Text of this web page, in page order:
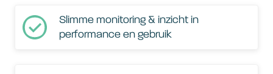
Slimme monitoring & inzicht in
performance en gebruik